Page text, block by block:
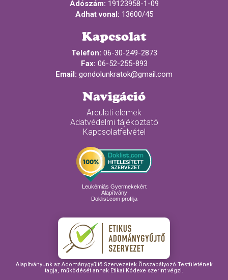
Adószám: 19123958-1-09
Adhat vonal: 13600/45
Kapcsolat
Telefon: 06-30-249-2873
Fax: 06-52-255-893
Email: gondolunkratok@gmail.com
Navigáció
Arculati elemek
Adatvédelmi tájékoztató
Kapcsolatfelvétel
Leukémiás Gyermekekért
Alapítvány
Doklist.com profilja
Alapítványunk az Adománygyűjtő Szervezetek Önszabályozó Testületének
tagja, működését annak Etikai Kódexe szerint végzi.